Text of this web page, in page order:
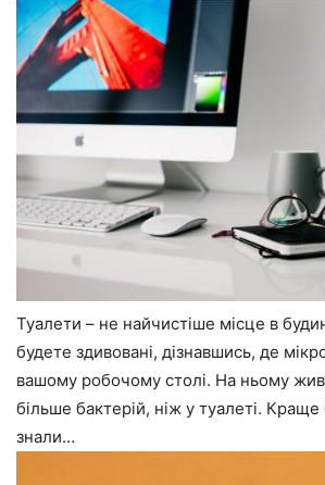
Туалети – не найчистіше місце в
будете здивовані, дізнавшись, де
вашому робочому столі. На ньому
більше бактерій, ніж у туалеті.
знали…